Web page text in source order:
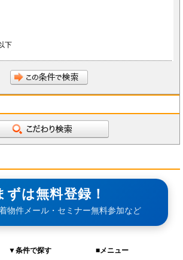
下
ずは無料登録！
着物件メール・セミナー無料参加など
▼条件で探す
■メニュー